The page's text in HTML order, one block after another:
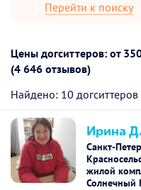
Перейти к поиску
Цены догситтеров: от
(4 646 отзывов)
Найдено: 10 догситтеров
Ирина
Санкт-
жилой
Солнечный